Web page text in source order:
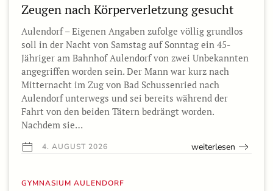
Zeugen nach Körperverletzung gesucht
Aulendorf – Eigenen Angaben zufolge völlig grundlos
soll in der Nacht von Samstag auf Sonntag ein 45-
Jähriger am Bahnhof Aulendorf von zwei Unbekannten
angegriffen worden sein. Der Mann war kurz nach
Mitternacht im Zug von Bad Schussenried nach
Aulendorf unterwegs und sei bereits während der
Fahrt von den beiden Tätern bedrängt worden.
Nachdem sie…
4. AUGUST 2026 weiterlesen
GYMNASIUM AULENDORF